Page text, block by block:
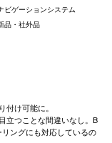
ビゲーションシステム
品・社外品
け可能に。
立つことな間違いなし。B
ングにも対応しているの